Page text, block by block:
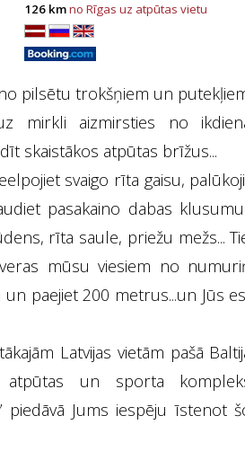
126 kmno Rīgas uz atpūtas vietu
pilsētu trokšņiem un
mirkli aizmirsties no
skaistākos atpūtas brīžus...
svaigo rīta gaisu,
pasakaino dabas
rīta saule, priežu mežs...
mūsu viesiem no
un paejiet 200 metrus...un Jūs
Latvijas vietām pašā
atpūtas un sporta
piedāvā Jums iespēju īstenot